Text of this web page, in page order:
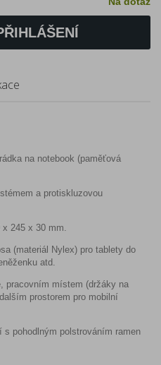
na notebook (paměťová
a protiskluzovou
245 x 30 mm.
(materiál Nylex) pro tablety do
atd.
pracovním místem (držáky na
prostorem pro mobilní
s pohodlným polstrováním ramen